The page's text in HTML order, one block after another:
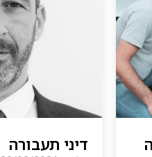
דיני תעבורה